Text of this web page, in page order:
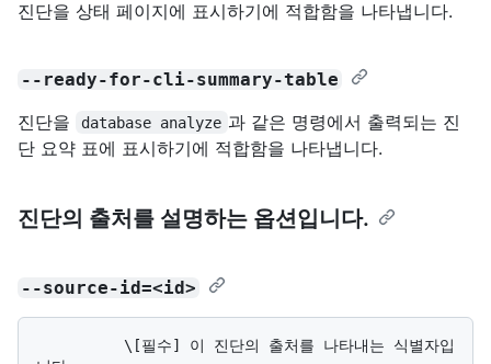
진단을 상태 페이지에 표시하기에 적합함을 나타냅니다.
--ready-for-cli-summary-table
진단을 database analyze 과 같은 명령에서 출력되는 진
단 요약 표에 표시하기에 적합함을 나타냅니다.
진단의 출처를 설명하는 옵션입니다.
--source-id=<id>